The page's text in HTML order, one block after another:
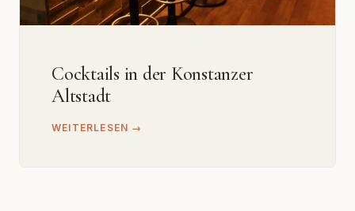
Cocktails in der Konstanzer
Altstadt
WEITERLESEN →